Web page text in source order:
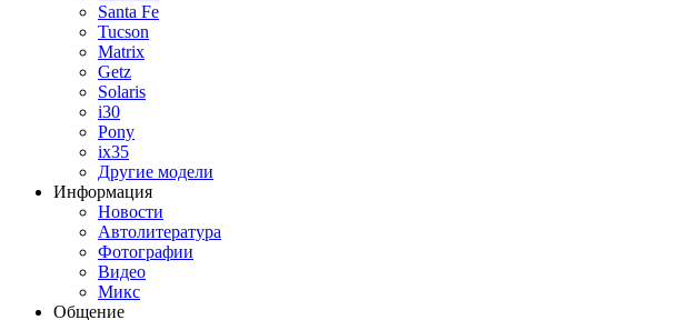
Santa Fe
Tucson
Matrix
Getz
Solaris
i30
Pony
ix35
Другие модели
Информация
Новости
Автолитература
Фотографии
Видео
Микс
Общение